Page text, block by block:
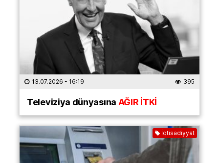
13.07.2026 - 16:19 395
Televiziya dünyasınaAĞIR İTKİ
İqtisadiyyat